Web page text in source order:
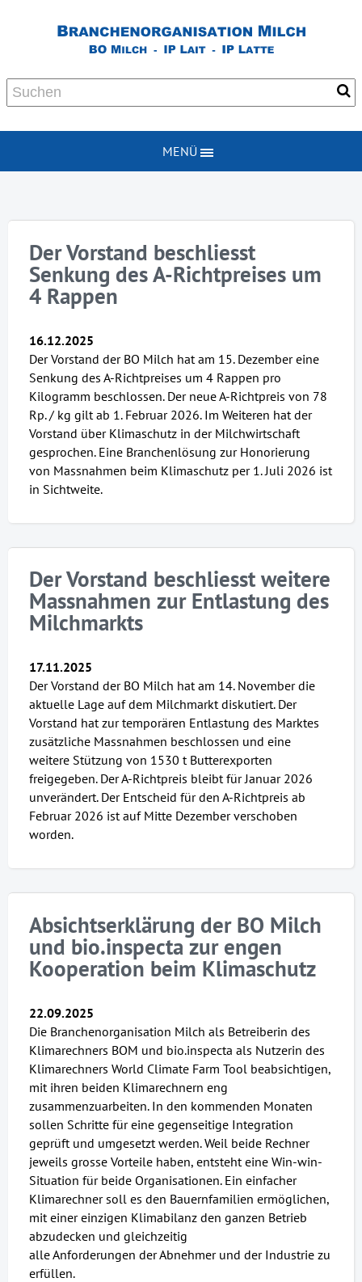
MENÜ
Der Vorstand beschliesst
Senkung des A-Richtpreises um
4 Rappen
16.12.2025
Der Vorstand der BO Milch hat am 15. Dezember eine
Senkung des A-Richtpreises um 4 Rappen pro
Kilogramm beschlossen. Der neue A-Richtpreis von 78
Rp. / kg gilt ab 1. Februar 2026. Im Weiteren hat der
Vorstand über Klimaschutz in der Milchwirtschaft
gesprochen. Eine Branchenlösung zur Honorierung
von Massnahmen beim Klimaschutz per 1. Juli 2026 ist
in Sichtweite.
Der Vorstand beschliesst weitere
Massnahmen zur Entlastung des
Milchmarkts
17.11.2025
Der Vorstand der BO Milch hat am 14. November die
aktuelle Lage auf dem Milchmarkt diskutiert. Der
Vorstand hat zur temporären Entlastung des Marktes
zusätzliche Massnahmen beschlossen und eine
weitere Stützung von 1530 t Butterexporten
freigegeben. Der A-Richtpreis bleibt für Januar 2026
unverändert. Der Entscheid für den A-Richtpreis ab
Februar 2026 ist auf Mitte Dezember verschoben
worden.
Absichtserklärung der BO Milch
und bio.inspecta zur engen
Kooperation beim Klimaschutz
22.09.2025
Die Branchenorganisation Milch als Betreiberin des
Klimarechners BOM und bio.inspecta als Nutzerin des
Klimarechners World Climate Farm Tool beabsichtigen,
mit ihren beiden Klimarechnern eng
zusammenzuarbeiten. In den kommenden Monaten
sollen Schritte für eine gegenseitige Integration
geprüft und umgesetzt werden. Weil beide Rechner
jeweils grosse Vorteile haben, entsteht eine Win-win-
Situation für beide Organisationen. Ein einfacher
Klimarechner soll es den Bauernfamilien ermöglichen,
mit einer einzigen Klimabilanz den ganzen Betrieb
abzudecken und gleichzeitig
alle Anforderungen der Abnehmer und der Industrie zu
erfüllen.